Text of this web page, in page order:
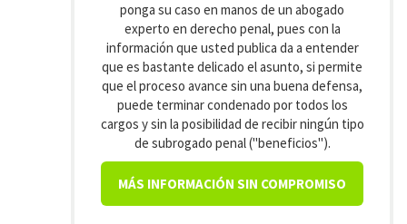
ponga su caso en manos de un abogado
experto en derecho penal, pues con la
información que usted publica da a entender
que es bastante delicado el asunto, si permite
que el proceso avance sin una buena defensa,
puede terminar condenado por todos los
cargos y sin la posibilidad de recibir ningún tipo
de subrogado penal ("beneficios").
MÁS INFORMACIÓN SIN COMPROMISO